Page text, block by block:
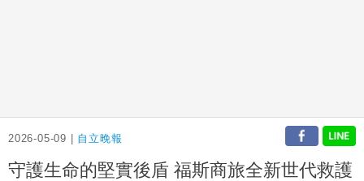
2026-05-09 | 自立晚報
守護生命的堅實後盾 福斯商旅全新世代救護